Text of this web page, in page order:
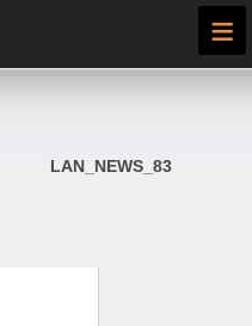
≡
LAN_NEWS_83